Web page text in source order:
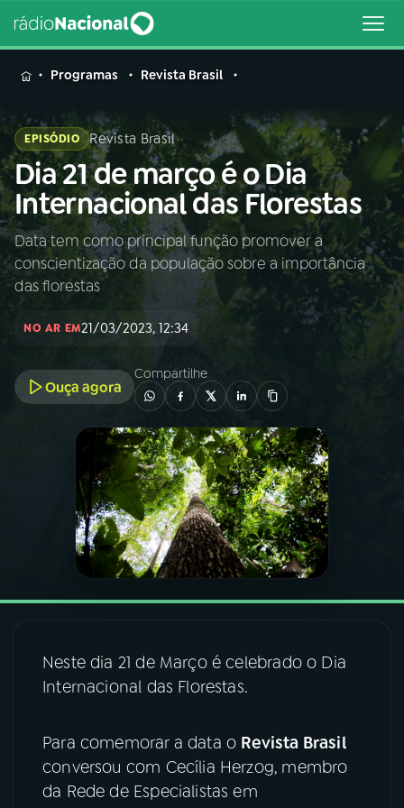
MENU
Buscar
na
Rádio
Nacional
Buscar
AO VIVO
01INÍCIO
02A RÁDIO
PROGRAMAÇÃO
PROGRAMAS
PODCASTS
07ÚLTIMAS
08FESTIVAL DE MÚSICA
ACOMPANHE A RÁDIO NACIONAL
Programas Revista Brasil
EPISÓDIO Revista Brasil
Dia 21 de março é o Dia
Internacional das Florestas
Data tem como principal função promover a
conscientização da população sobre a importância
das florestas
NO AR EM21/03/2023, 12:34
Ouça agora
Compartilhe
Neste dia 21 de Março é celebrado o Dia
Internacional das Florestas.
Para comemorar a data o Revista Brasil
conversou com Cecília Herzog, membro
da Rede de Especialistas em